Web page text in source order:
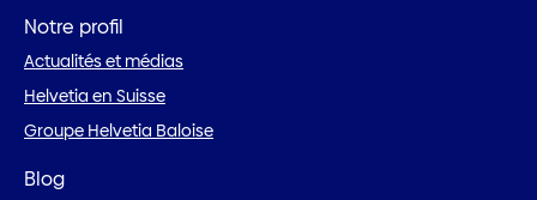
Notre profil
Actualités et médias
Helvetia en Suisse
Groupe Helvetia Baloise
Blog